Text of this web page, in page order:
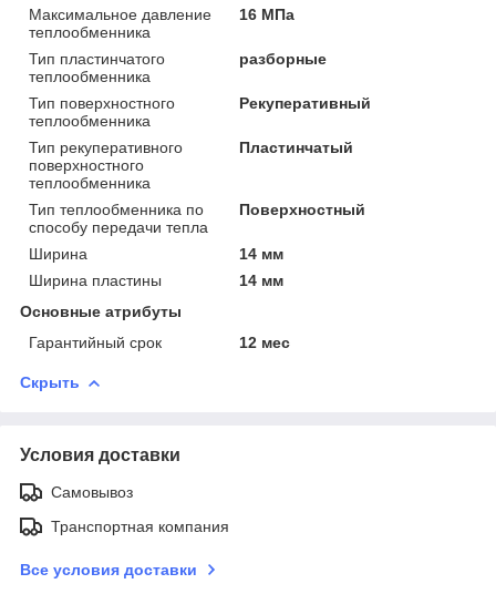
Максимальное давление
теплообменника
16 МПа
Тип пластинчатого
теплообменника
разборные
Тип поверхностного
теплообменника
Рекуперативный
Тип рекуперативного
поверхностного
теплообменника
Пластинчатый
Тип теплообменника по
способу передачи тепла
Поверхностный
Ширина
14 мм
Ширина пластины
14 мм
Основные атрибуты
Гарантийный срок
12 мес
Скрыть
Условия доставки
Самовывоз
Транспортная компания
Все условия доставки